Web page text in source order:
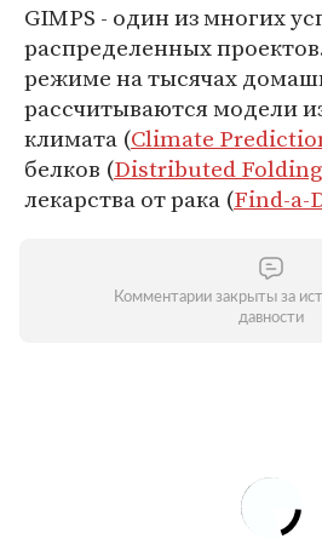
GIMPS - один из многих
распределенных
режиме на тысячах
рассчитываются модели
климата (Climate
белков (Distributed Folding
лекарства от рака (Find-a-
Комментарии закрыты за
давности